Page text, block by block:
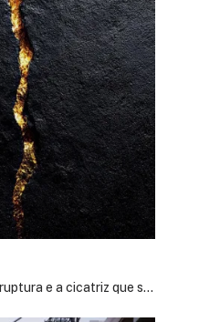
e a cicatriz que se